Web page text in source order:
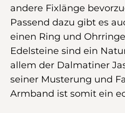
andere Fixlänge
Passend dazu gibt es
einen Ring und
Edelsteine sind ein
allem der Dalmatiner
seiner Musterung und
Armband ist somit ein